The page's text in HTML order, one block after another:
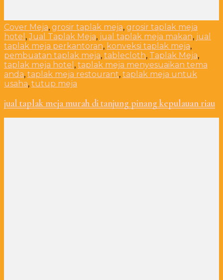
Cover Meja, grosir taplak meja, grosir taplak meja
hotel ,Jual Taplak Meja, jual taplak meja makan, jual
taplak meja perkantoran, konveksi taplak meja,
pembuatan taplak meja, tablecloth, Taplak Meja,
taplak meja hotel , taplak meja menyesuaikan tema
anda, taplak meja restourant, taplak meja untuk
usaha, tutup meja
jual taplak meja murah di tanjung pinang kepulauan riau